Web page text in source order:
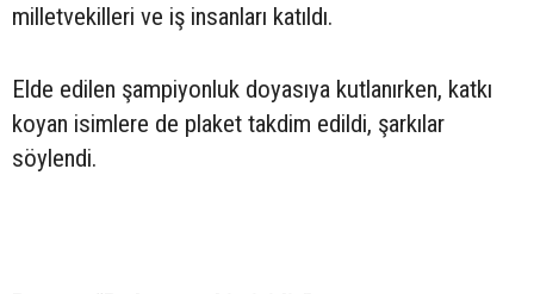
milletvekilleri ve iş insanları katıldı.
Elde edilen şampiyonluk doyasıya kutlanırken, katkı
koyan isimlere de plaket takdim edildi, şarkılar
söylendi.